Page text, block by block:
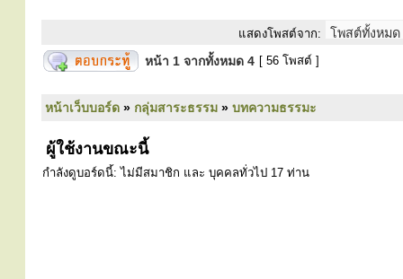
แสดงโพสต์จาก:
หน้า 1 จากทั้งหมด 4 [ 56 โพสต์ ]
หน้าเว็บบอร์ด » กลุ่มสาระธรรม » บทความธรรมะ
ผู้ใช้งานขณะนี้
กำลังดูบอร์ดนี้: ไม่มีสมาชิก และ บุคคลทั่วไป 17 ท่าน